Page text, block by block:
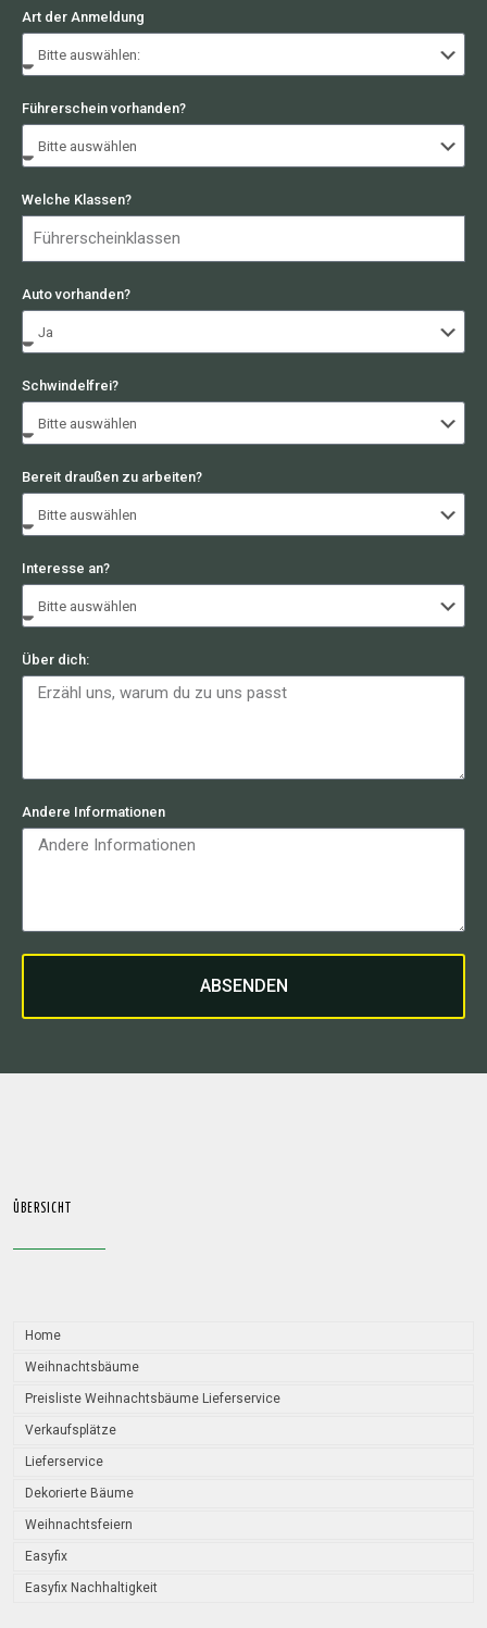
Art der Anmeldung
Führerschein vorhanden?
Welche Klassen?
Auto vorhanden?
Schwindelfrei?
Bereit draußen zu arbeiten?
Interesse an?
Über dich:
Andere Informationen
ABSENDEN
ÜBERSICHT
Home
Weihnachtsbäume
Preisliste Weihnachtsbäume Lieferservice
Verkaufsplätze
Lieferservice
Dekorierte Bäume
Weihnachtsfeiern
Easyfix
Easyfix Nachhaltigkeit